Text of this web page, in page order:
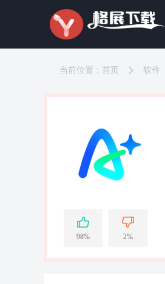
当前位置： 首页 软件
98% 2%